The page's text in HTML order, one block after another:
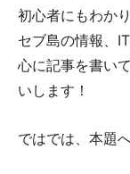
初心者にもわか
セブ島の情報、
心に記事を書い
いします！
ではでは、本題